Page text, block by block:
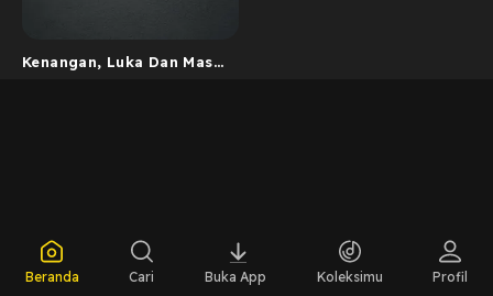
Kenangan, Luka Dan Masa
Beranda Cari Buka App Koleksimu Profil